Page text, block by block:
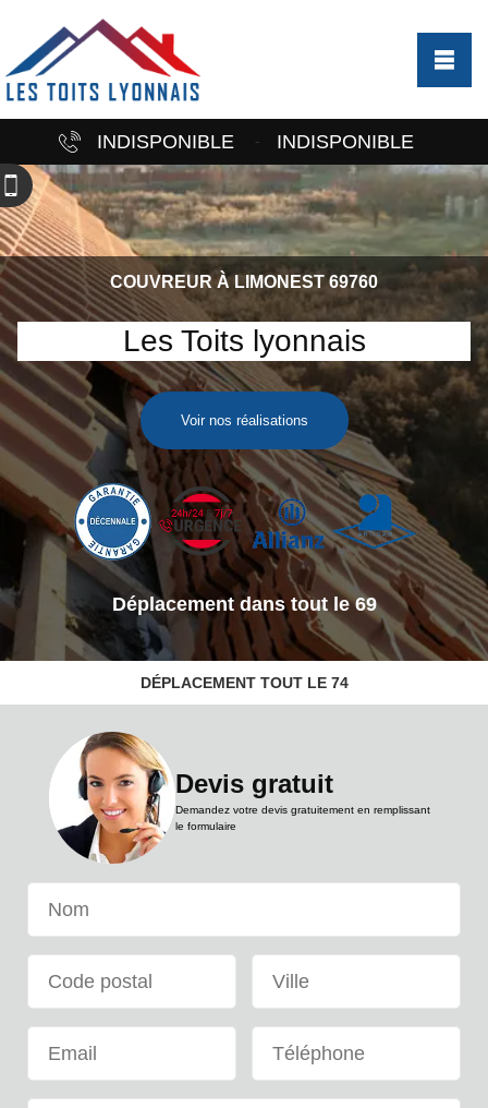
INDISPONIBLE - INDISPONIBLE
COUVREUR À LIMONEST 69760
Les Toits lyonnais
Voir nos réalisations
Déplacement dans tout le 69
DÉPLACEMENT TOUT LE 74
Devis gratuit
Demandez votre devis gratuitement en remplissant
le formulaire